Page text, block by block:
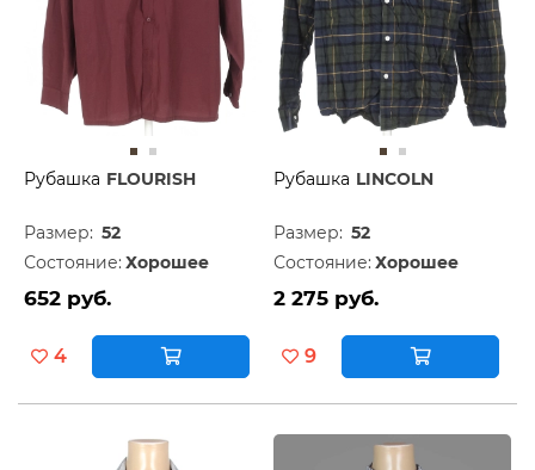
Рубашка FLOURISH
Размер: 52
Состояние: Хорошее
652 руб.
4
Рубашка LINCOLN
Размер: 52
Состояние: Хорошее
2 275 руб.
9